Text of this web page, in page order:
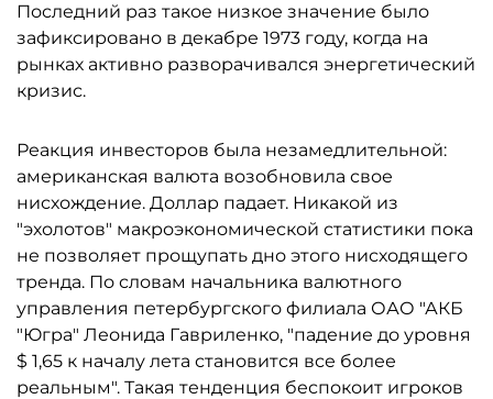
Последний раз такое низкое значение было
зафиксировано в декабре 1973 году, когда на
рынках активно разворачивался энергетический
кризис.
Реакция инвесторов была незамедлительной:
американская валюта возобновила свое
нисхождение. Доллар падает. Никакой из
"эхолотов" макроэкономической статистики пока
не позволяет прощупать дно этого нисходящего
тренда. По словам начальника валютного
управления петербургского филиала ОАО "АКБ
"Югра" Леонида Гавриленко, "падение до уровня
$ 1,65 к началу лета становится все более
реальным". Такая тенденция беспокоит игроков